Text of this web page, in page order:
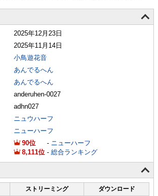
2025年12月23日
2025年11月14日
小鳥遊花音
あんでるへん
あんでるへん
anderuhen-0027
adhn027
ニュウハーフ
ニューハーフ
90 - ニューハーフ
8,111
- 総合ランキング
ストリーミング
ダウンロード